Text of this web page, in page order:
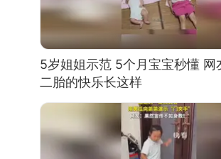
5岁姐姐示范 5个月宝宝秒懂 网
二胎的快乐长这样